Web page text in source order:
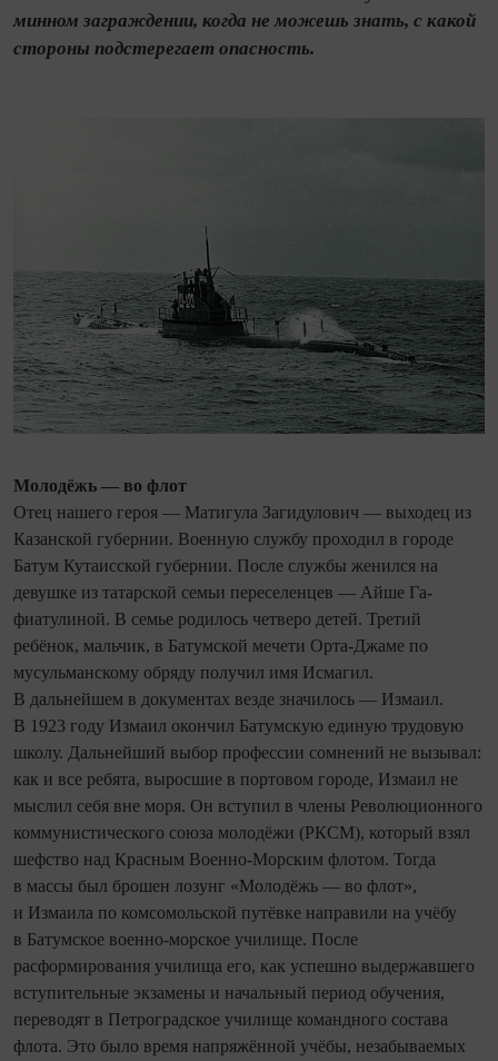
минном заграждении, когда не можешь знать, с какой
стороны подстерегает опасность.
Молодёжь — во флот
Отец нашего героя — Матигула Загидулович — выходец из
Казанской губернии. Военную службу проходил в городе
Батум Кутаисской губернии. После службы женился на
девушке из татарской семьи переселенцев — Айше Га­
фиатулиной. В семье родилось четверо детей. Третий
ребёнок, мальчик, в Батумской мечети Орта-Джаме по
мусульманскому обряду получил имя Исмагил.
В дальнейшем в документах везде значилось — Измаил.
В 1923 году Измаил окончил Батумскую единую трудовую
школу. Дальнейший выбор профессии сомнений не вызывал:
как и все ребята, выросшие в портовом городе, Измаил не
мыслил себя вне моря. Он вступил в члены Революционного
коммунистического союза молодёжи (РКСМ), который взял
шефство над Красным Военно-Морским флотом. Тогда
в массы был брошен лозунг «Молодёжь — во флот»,
и Измаила по комсомольской путёвке направили на учёбу
в Батумское военно-морское училище. После
расформирования училища его, как успешно выдержавшего
вступительные экзамены и начальный период обучения,
переводят в Петроградское училище командного состава
флота. Это было время напряжённой учёбы, незабываемых